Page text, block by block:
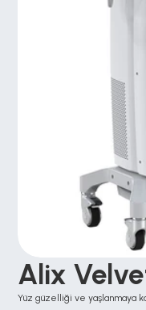
Alix
Yüz güzelliği ve yaşlanmaya